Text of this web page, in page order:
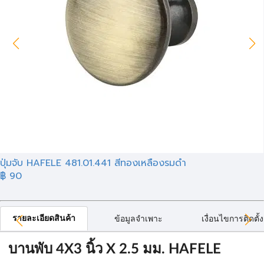
ปุ่มจับ HAFELE 481.01.441 สีทองเหลืองรมดำ
฿ 90
รายละเอียดสินค้า ข้อมูลจำเพาะ เงื่อนไขการติดตั้ง
บานพับ 4X3 นิ้ว X 2.5 มม. HAFELE